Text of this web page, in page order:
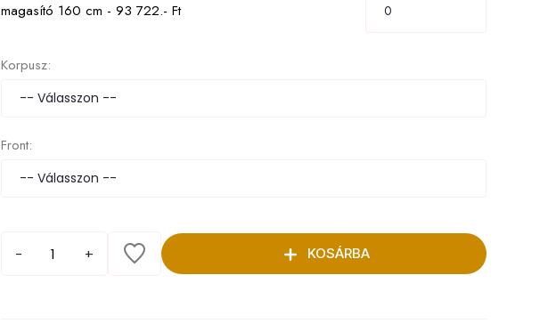
magasító 160 cm - 93 722.- Ft
Korpusz:
Front:
- + KOSÁRBA